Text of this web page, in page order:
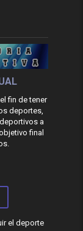
fin de tener
deportes,
a
final
el deporte